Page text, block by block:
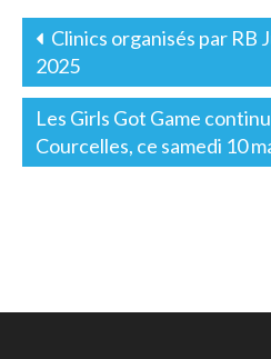
Clinics organisés par RB
2025
Les Girls Got Game
Courcelles, ce samedi 10